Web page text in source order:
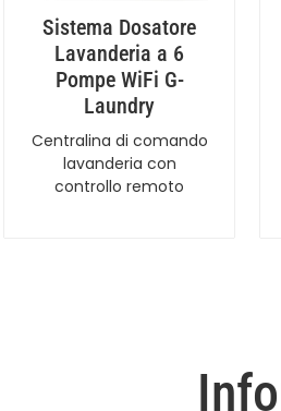
Sistema Dosatore
Lavanderia a 6
Pompe WiFi G-
Laundry
Centralina di comando
lavanderia con
controllo remoto